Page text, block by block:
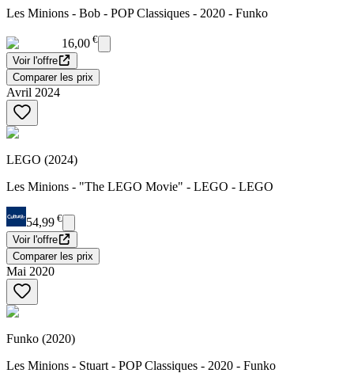
Les Minions - Bob - POP Classiques - 2020 - Funko
16,00 €
Voir l'offre
Comparer les prix
Avril 2024
LEGO (2024)
Les Minions - "The LEGO Movie" - LEGO - LEGO
54,99 €
Voir l'offre
Comparer les prix
Mai 2020
Funko (2020)
Les Minions - Stuart - POP Classiques - 2020 - Funko